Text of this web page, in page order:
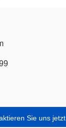
Sie uns jetzt